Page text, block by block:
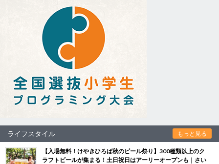
ライフスタイル もっと見る
【入場無料！けやきひろば秋のビール祭り】300種類以上のク
ラフトビールが集まる！土日祝日はアーリーオープンも｜さい